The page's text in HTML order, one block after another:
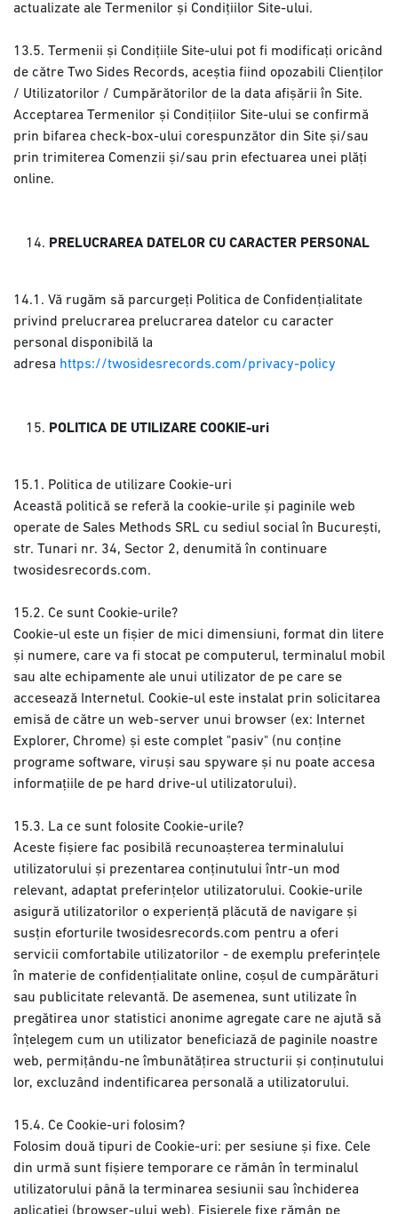
actualizate ale Termenilor și Condițiilor Site-ului.
13.5. Termenii și Condițiile Site-ului pot fi modificați oricând
de către Two Sides Records, aceștia fiind opozabili Clienților
/ Utilizatorilor / Cumpărătorilor de la data afișării în Site.
Acceptarea Termenilor și Condițiilor Site-ului se confirmă
prin bifarea check-box-ului corespunzător din Site și/sau
prin trimiterea Comenzii și/sau prin efectuarea unei plăți
online.
PRELUCRAREA DATELOR CU CARACTER PERSONAL
14.1. Vă rugăm să parcurgeți Politica de Confidențialitate
privind prelucrarea prelucrarea datelor cu caracter
personal disponibilă la
adresa https://twosidesrecords.com/privacy-policy
POLITICA DE UTILIZARE COOKIE-uri
15.1. Politica de utilizare Cookie-uri
Această politică se referă la cookie-urile și paginile web
operate de Sales Methods SRL cu sediul social în București,
str. Tunari nr. 34, Sector 2, denumită în continuare
twosidesrecords.com.
15.2. Ce sunt Cookie-urile?
Cookie-ul este un fișier de mici dimensiuni, format din litere
și numere, care va fi stocat pe computerul, terminalul mobil
sau alte echipamente ale unui utilizator de pe care se
accesează Internetul. Cookie-ul este instalat prin solicitarea
emisă de către un web-server unui browser (ex: Internet
Explorer, Chrome) și este complet "pasiv" (nu conține
programe software, viruși sau spyware și nu poate accesa
informațiile de pe hard drive-ul utilizatorului).
15.3. La ce sunt folosite Cookie-urile?
Aceste fișiere fac posibilă recunoașterea terminalului
utilizatorului și prezentarea conținutului într-un mod
relevant, adaptat preferințelor utilizatorului. Cookie-urile
asigură utilizatorilor o experiență plăcută de navigare și
susțin eforturile twosidesrecords.com pentru a oferi
servicii comfortabile utilizatorilor - de exemplu preferințele
în materie de confidențialitate online, coșul de cumpărături
sau publicitate relevantă. De asemenea, sunt utilizate în
pregătirea unor statistici anonime agregate care ne ajută să
înțelegem cum un utilizator beneficiază de paginile noastre
web, permițându-ne îmbunătățirea structurii și conținutului
lor, excluzând indentificarea personală a utilizatorului.
15.4. Ce Cookie-uri folosim?
Folosim două tipuri de Cookie-uri: per sesiune și fixe. Cele
din urmă sunt fișiere temporare ce rămân în terminalul
utilizatorului până la terminarea sesiunii sau închiderea